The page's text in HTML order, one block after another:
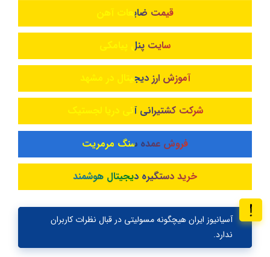
قیمت ضایعات آهن
سایت پنل پیامکی
آموزش ارز دیجیتال در مشهد
شرکت کشتیرانی آنی دریا لجستیک
فروش عمده سنگ مرمریت
خرید دستگیره دیجیتال هوشمند
آسیانیوز ایران هیچگونه مسولیتی در قبال نظرات کاربران
ندارد.